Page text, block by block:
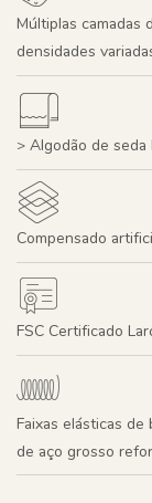
Múltiplas camadas
densidades
> Algodão de
Compensado
FSC Certificado
Faixas elásticas
de aço grosso